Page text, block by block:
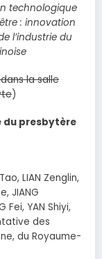
technologique
: innovation
l’industrie du
la salle
)
du presbytère
LIAN Zenglin,
JIANG
Fei, YAN Shiyi,
des
du Royaume-